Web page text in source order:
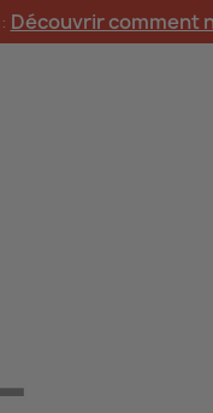
Découvrir comment